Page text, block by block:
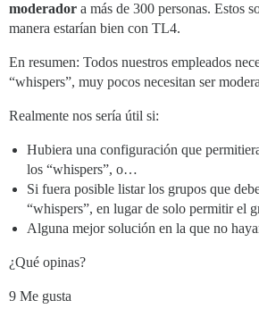
moderador a más de 300 personas. Estos
manera estarían bien con TL4.
En resumen: Todos nuestros empleados
“whispers”, muy pocos necesitan ser
Realmente nos sería útil si:
Hubiera una configuración que
los “whispers”, o…
Si fuera posible listar los grupos que
“whispers”, en lugar de solo permitir el
Alguna mejor solución en la que no
¿Qué opinas?
9 Me gusta